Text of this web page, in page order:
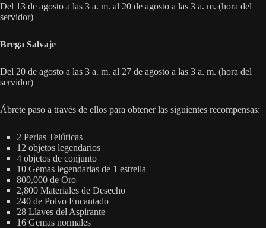
Del 13 de agosto a las 3 a. m. al 20 de agosto a las 3 a. m. (hora del
servidor)
Brega Salvaje
Del 20 de agosto a las 3 a. m. al 27 de agosto a las 3 a. m. (hora del
servidor)
Ábrete paso a través de ellos para obtener las siguientes recompensas:
2 Perlas Telúricas
12 objetos legendarios
4 objetos de conjunto
10 Gemas legendarias de 1 estrella
800,000 de Oro
2,800 Materiales de Desecho
240 de Polvo Encantado
28 Llaves del Aspirante
16 Gemas normales